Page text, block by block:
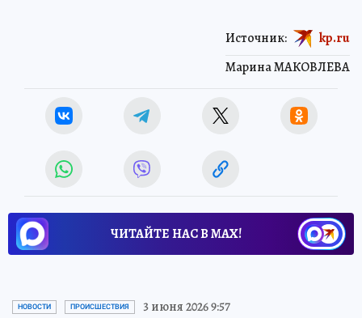
Марина МАКОВЛЕВА
Источник: kp.ru
ЧИТАЙТЕ НАС В МАХ!
НОВОСТИ ПРОИСШЕСТВИЯ 3 июня 2026 9:57